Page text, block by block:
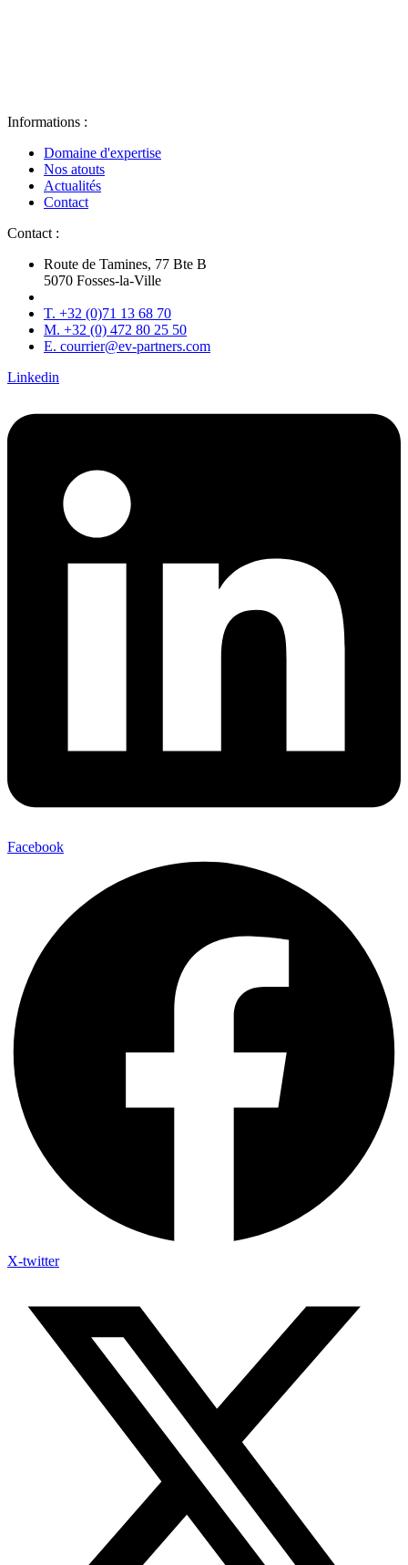
Informations :
Domaine d'expertise
Nos atouts
Actualités
Contact
Contact :
Route de Tamines, 77 Bte B
5070 Fosses-la-Ville
T. +32 (0)71 13 68 70
M. +32 (0) 472 80 25 50
E. courrier@ev-partners.com
Linkedin
Facebook
X-twitter